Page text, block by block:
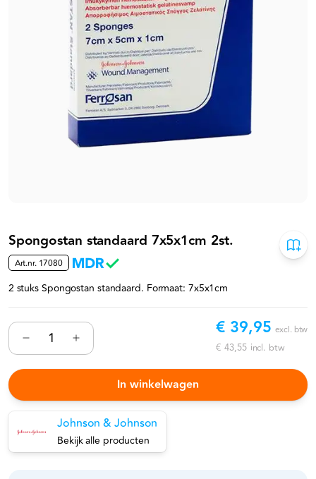
Spongostan standaard 7x5x1cm 2st.
Art.nr. 17080
2 stuks Spongostan standaard. Formaat: 7x5x1cm
€ 39,95 excl. btw
€ 43,55 incl. btw
In winkelwagen
Johnson & Johnson
Bekijk alle producten